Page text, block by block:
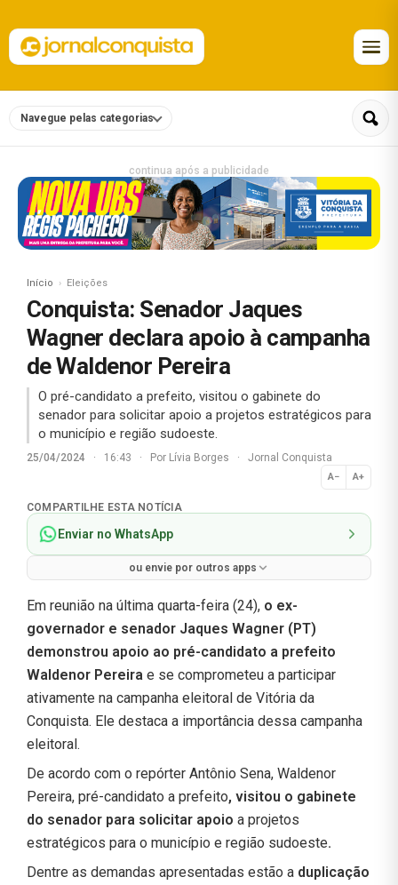
Navegue pelas categorias
continua após a publicidade
Início Eleições
Conquista: Senador Jaques
Wagner declara apoio à campanha
de Waldenor Pereira
O pré-candidato a prefeito, visitou o gabinete do
senador para solicitar apoio a projetos estratégicos para
o município e região sudoeste.
25/04/2024 · 16:43 · Por Lívia Borges · Jornal Conquista
A− A+
Normal
COMPARTILHE ESTA NOTÍCIA
Enviar no WhatsApp
ou envie por outros apps
Em reunião na última quarta-feira (24), o ex-
governador e senador Jaques Wagner (PT)
demonstrou apoio ao pré-candidato a prefeito
Waldenor Pereira e se comprometeu a participar
ativamente na campanha eleitoral de Vitória da
Conquista. Ele destaca a importância dessa campanha
eleitoral.
De acordo com o repórter Antônio Sena, Waldenor
Pereira, pré-candidato a prefeito, visitou o gabinete
do senador para solicitar apoio a projetos
estratégicos para o município e região sudoeste.
Dentre as demandas apresentadas estão a duplicação